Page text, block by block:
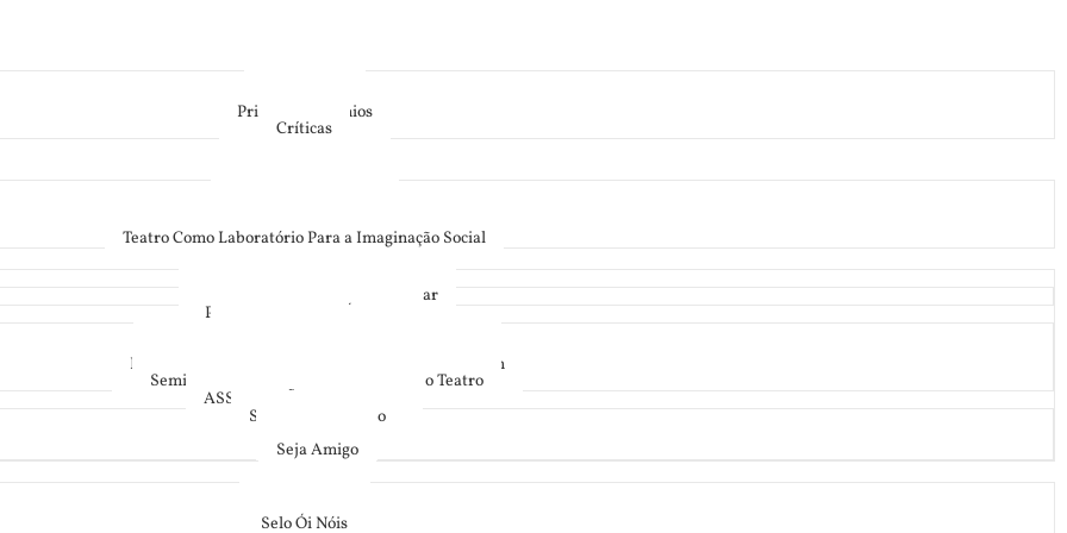
Principais prêmios
Críticas
Teatro Como Laboratório Para a Imaginação Social
Caminho Para Um Teatro Popular
PROJETOS PEDAGÓGICOS
Festival de Teatro Popular – Jogos de Aprendizagem
Seminários e Ciclos de Debates Sobre o Teatro
ASSOCIAÇÃO DE AMIGOS
Sobre a Associação
Seja Amigo
Cavalo Louco
Selo Ói Nóis